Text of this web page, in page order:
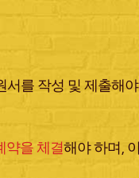
서를 작성 및 제출해야
약을 체결해야 하며, 이